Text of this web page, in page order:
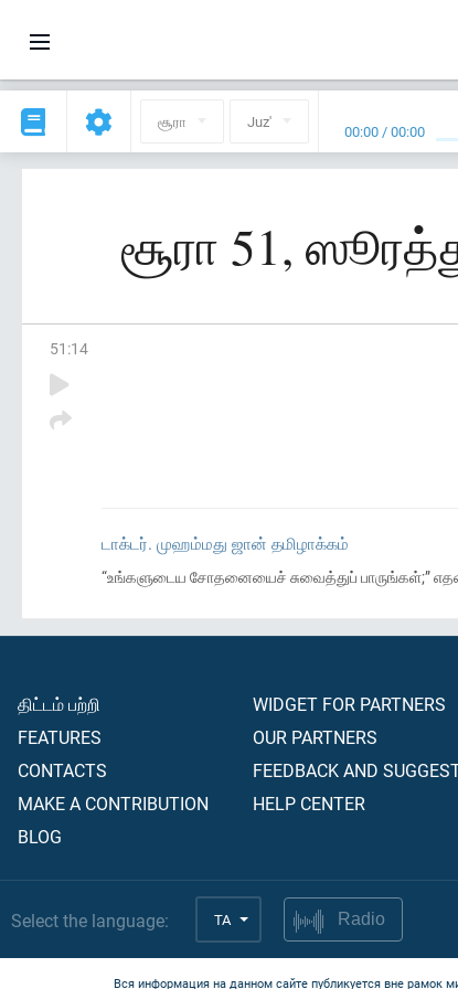
சூரா Juz' 00:00 /00:00
சூரா 51,
51 :14
டாக்டர். முஹம்மது ஜான் தமிழாக்கம்
“உங்களுடைய சோதனையைச் சுவைத்துப் பாருங்கள்;”
திட்டம் பற்றி
FEATURES
CONTACTS
MAKE A CONTRIBUTION
BLOG
WIDGET FOR PARTNERS
OUR PARTNERS
FEEDBACK AND
HELP CENTER
Select the language: TA Radio
Вся информация на данном сайте публикуется вне рамок